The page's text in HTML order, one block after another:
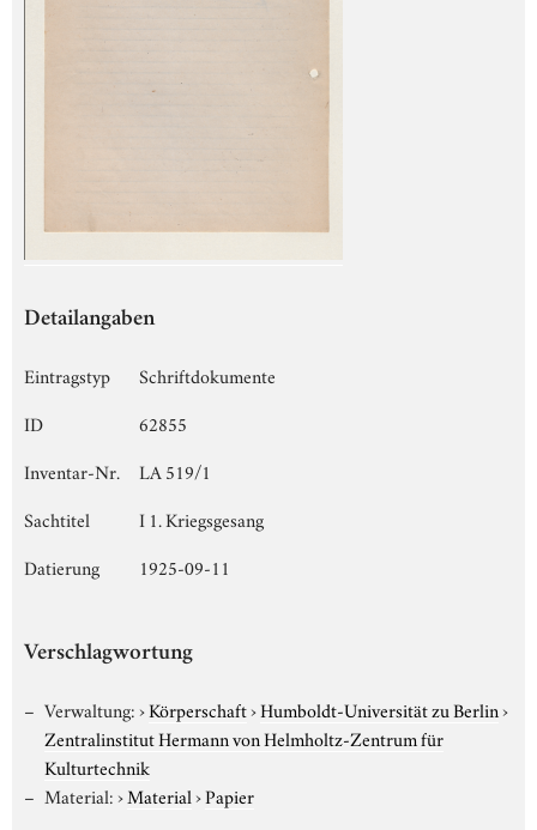
Detailangaben
Eintragstyp
Schriftdokumente
ID
62855
Inventar-Nr.
LA 519/1
Sachtitel
I 1. Kriegsgesang
Datierung
1925-09-11
Verschlagwortung
Verwaltung:›Körperschaft›Humboldt-Universität zu Berlin›
Zentralinstitut Hermann von Helmholtz-Zentrum für
Kulturtechnik
Material:›Material›Papier